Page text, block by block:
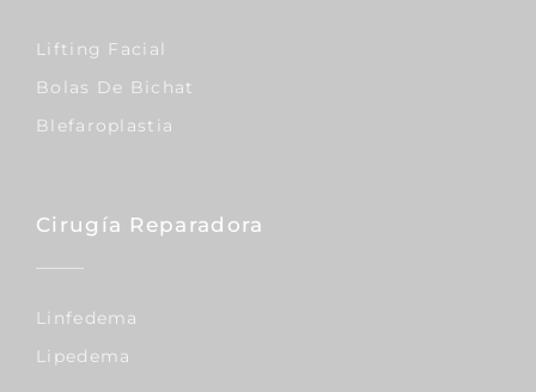
Lifting Facial
Bolas De Bichat
Blefaroplastia
Cirugía Reparadora
Linfedema
Lipedema